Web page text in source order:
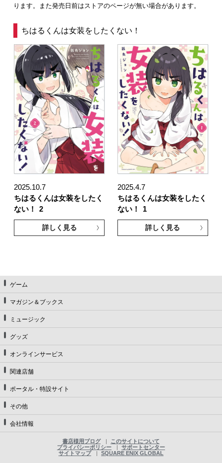
ります。また発売日前はストアのページが無い場合があります。
ちはるくんは女装をしたくない！
2025.10.7
ちはるくんは女装をしたく
ない！
2
詳しく見る
2025.4.7
ちはるくんは女装をしたく
ない！
1
詳しく見る
ゲーム
マガジン＆ブックス
ミュージック
グッズ
オンラインサービス
関連店舗
ポータル・特設サイト
その他
会社情報
書店様用ブログ
このサイトについて
プライバシーポリシー
サポートセンター
サイトマップ
SQUARE ENIX GLOBAL